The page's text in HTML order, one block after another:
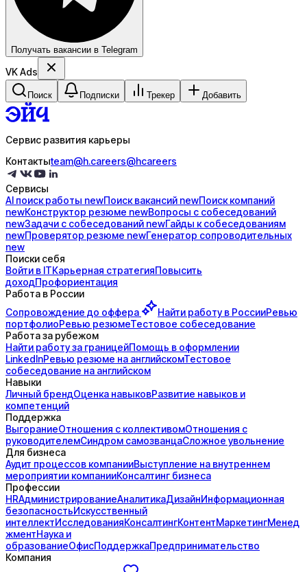
Получать вакансии в Telegram
VK Ads
Поиск Подписки Трекер Добавить
Сервис развития карьеры
Контактыteam@h.careers@hcareers
Сервисы
AI поискработы newПоисквакансий newПоисккомпаний
newКонструктор резюме newВопросы с собеседований
newЗадачи с собеседований newГайды ксобеседованиям
newПроверятор резюме newГенератор сопроводительных
new
Поиски себя
Войти в ITКарьерная стратегияПовысить
доходПрофориентация
Работа в России
Сопровождение до оффера Найти работу в РоссииРевью
портфолиоРевью резюмеТестовое собеседование
Работа за рубежом
Найти работу за границейПомощь в оформлении
LinkedInРевью резюме на английскомТестовое
собеседование на английском
Навыки
Личный брендОценка навыковРазвитие навыков и
компетенций
Поддержка
ВыгораниеОтношения с коллективомОтношения с
руководителемСиндром самозванцаСложное увольнение
Для бизнеса
Аудит процессов компанииВыступление на внутреннем
мероприятии компанииКонсалтинг бизнеса
Профессии
HRАдминистрированиеАналитикаДизайнИнформационная
безопасностьИскусственный
интеллектИсследованияКонсалтингКонтентМаркетингМенед
жментНаука и
образованиеОфисПоддержкаПредпринимательство
Компания